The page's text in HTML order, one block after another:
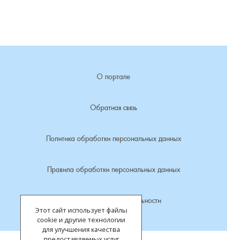
Этот сайт использует файлы
cookie и другие технологии
для улучшения качества
О портале
Обратная связь
Политика обработки персональных данных
Правила обработки персональных данных
Политика конфиденциальности
Малое Урсово болото, посёлок
Марьинка, деревня
Машки, деревня
Микшино, деревня